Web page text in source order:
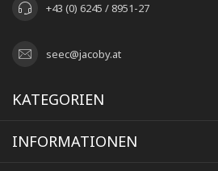
+43 (0) 6245 / 8951-27
seec@jacoby.at
KATEGORIEN
INFORMATIONEN